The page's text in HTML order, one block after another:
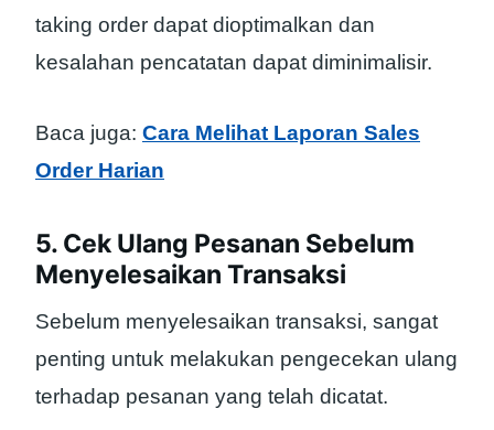
taking order dapat dioptimalkan dan
kesalahan pencatatan dapat diminimalisir.
Baca juga: Cara Melihat Laporan Sales
Order Harian
5. Cek Ulang Pesanan Sebelum
Menyelesaikan Transaksi
Sebelum menyelesaikan transaksi, sangat
penting untuk melakukan pengecekan ulang
terhadap pesanan yang telah dicatat.